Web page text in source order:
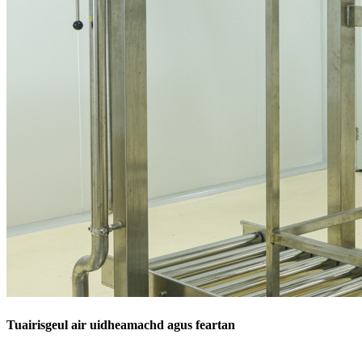
Tuairisgeul air uidheamachd agus feartan